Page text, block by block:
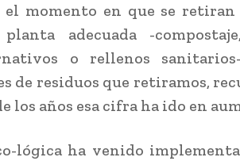
el momento en que se
adecuada -
o rellenos
de residuos que retiramos,
los años esa cifra ha ido en
lógica ha venido